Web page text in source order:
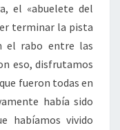
el «abuelete del
terminar la pista
el rabo entre las
eso, disfrutamos
fueron todas en
había sido
habíamos vivido